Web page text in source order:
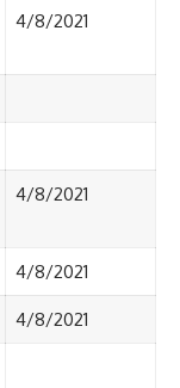
4/8/2021
4/8/2021
4/8/2021
4/8/2021